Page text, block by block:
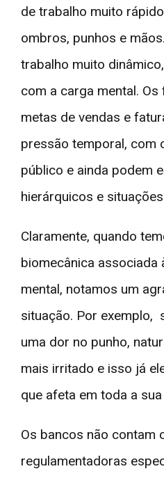
de trabalho muito
ombros, punhos e
trabalho muito
com a carga mental.
metas de vendas e
pressão temporal, com
público e ainda podem
hierárquicos e
Claramente, quando
biomecânica associada
mental, notamos um
situação. Por exemplo,
uma dor no punho,
mais irritado e isso já
que afeta em toda a
Os bancos não contam
regulamentadoras